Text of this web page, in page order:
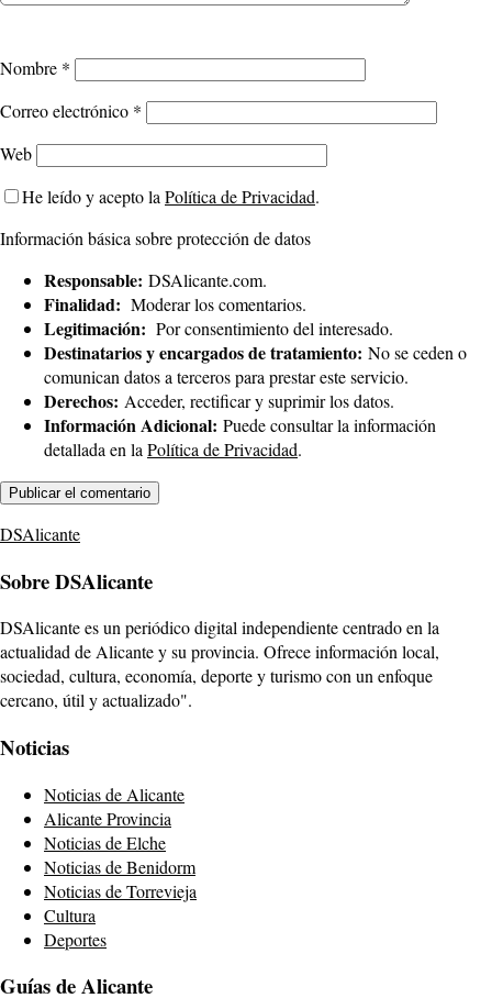
Nombre *
Correo electrónico *
Web
He leído y acepto la Política de Privacidad.
Información básica sobre protección de datos
Responsable: DSAlicante.com.
Finalidad: Moderar los comentarios.
Legitimación: Por consentimiento del interesado.
Destinatarios y encargados de tratamiento: No se ceden o
comunican datos a terceros para prestar este servicio.
Derechos: Acceder, rectificar y suprimir los datos.
Información Adicional: Puede consultar la información
detallada en la Política de Privacidad.
DSAlicante
Sobre DSAlicante
DSAlicante es un periódico digital independiente centrado en la
actualidad de Alicante y su provincia. Ofrece información local,
sociedad, cultura, economía, deporte y turismo con un enfoque
cercano, útil y actualizado".
Noticias
Noticias de Alicante
Alicante Provincia
Noticias de Elche
Noticias de Benidorm
Noticias de Torrevieja
Cultura
Deportes
Guías de Alicante